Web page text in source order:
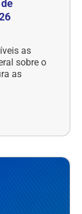
as
sobre o
as